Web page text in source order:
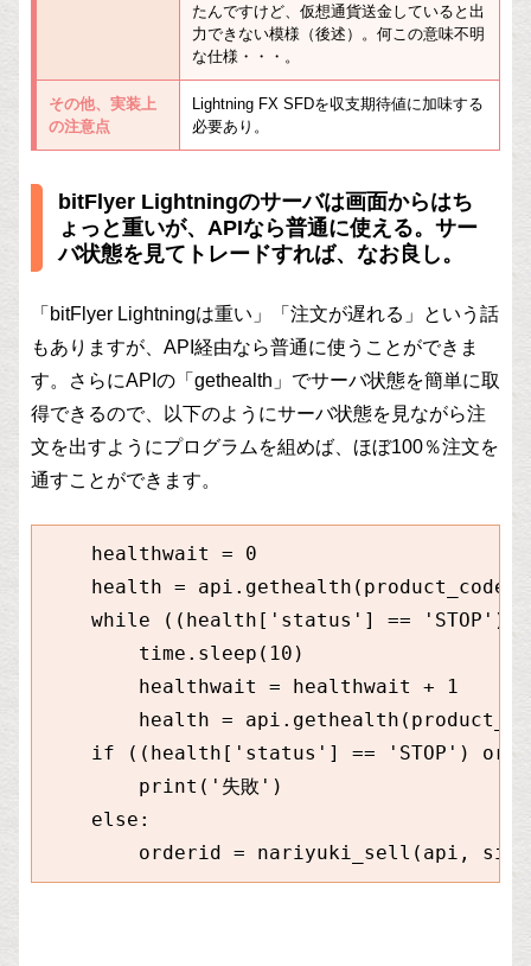
たんですけど、仮想通貨送金していると出
力できない模様（後述）。何この意味不明
な仕様・・・。
その他、実装上
の注意点
Lightning FX SFDを収支期待値に加味する
必要あり。
bitFlyer Lightningのサーバは画面からはち
ょっと重いが、APIなら普通に使える。サー
バ状態を見てトレードすれば、なお良し。
「bitFlyer Lightningは重い」「注文が遅れる」という話
もありますが、API経由なら普通に使うことができま
す。さらにAPIの「gethealth」でサーバ状態を簡単に取
得できるので、以下のようにサーバ状態を見ながら注
文を出すようにプログラムを組めば、ほぼ100％注文を
通すことができます。
    healthwait = 0
health =
while ((health['status'] == 'STOP')
        time.sleep(10)
        healthwait = healthwait + 1
health =
if ((health['status'] == 'STOP') or
        print('失敗')
    else:
orderid = nariyuki_sell(api,